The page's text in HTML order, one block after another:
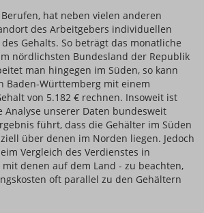
hat neben vielen anderen
des Arbeitgebers individuellen
Gehalts. So beträgt das monatliche
nördlichsten Bundesland der Republik
man hingegen im Süden, so kann
Baden-Württemberg mit einem
von 5.182 € rechnen. Insoweit ist
Analyse unserer Daten bundesweit
führt, dass die Gehälter im Süden
über denen im Norden liegen. Jedoch
Vergleich des Verdienstes in
denen auf dem Land - zu beachten,
oft parallel zu den Gehältern